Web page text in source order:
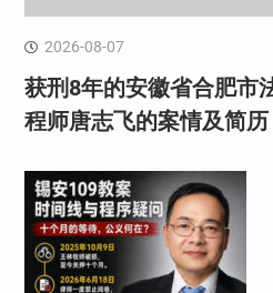
2026-08-07
获刑8年的安徽省合肥市
程师唐志飞的案情及简历